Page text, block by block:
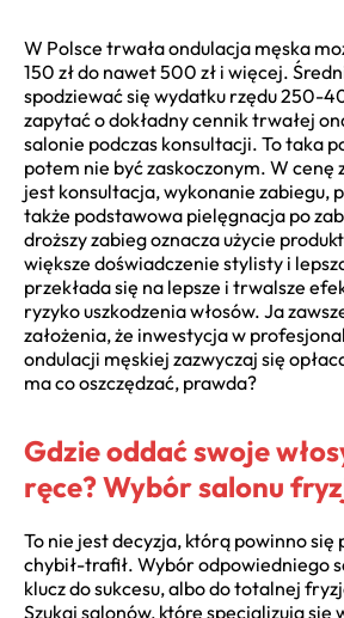
W Polsce trwała ondulacja męska
150 zł do nawet 500 zł i więcej.
spodziewać się wydatku rzędu 250-
zapytać o dokładny cennik trwałej
salonie podczas konsultacji. To taka
potem nie być zaskoczonym. W cenę
jest konsultacja, wykonanie zabiegu,
także podstawowa pielęgnacja po
droższy zabieg oznacza użycie
większe doświadczenie stylisty i
przekłada się na lepsze i trwalsze
ryzyko uszkodzenia włosów. Ja
założenia, że inwestycja w
ondulacji męskiej zazwyczaj się
ma co oszczędzać, prawda?
Gdzie oddać swoje
ręce? Wybór salonu
To nie jest decyzja, którą powinno się
chybił-trafił. Wybór odpowiedniego
klucz do sukcesu, albo do totalnej
Szukaj salonów, które specjalizują się